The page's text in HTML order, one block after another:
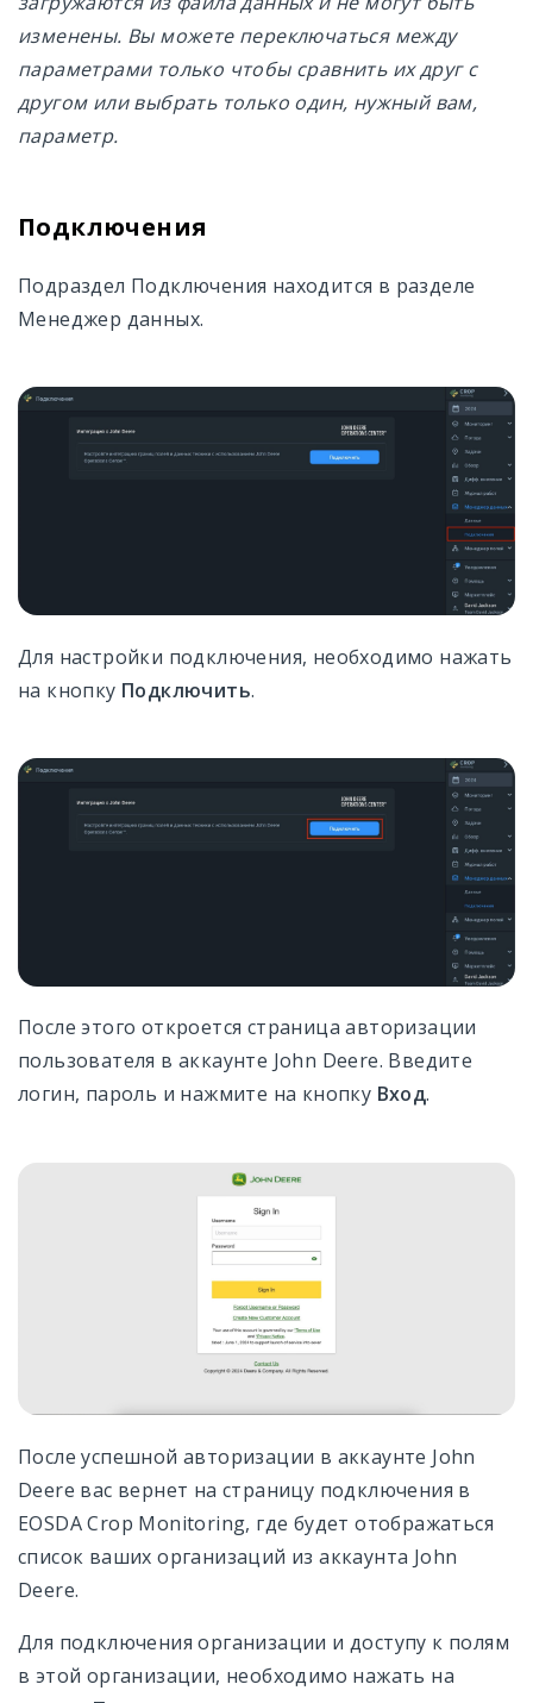
изменены. Вы можете переключаться между
параметрами только чтобы сравнить их друг с
другом или выбрать только один, нужный вам,
параметр.
Подключения
Подраздел Подключения находится в разделе
Менеджер данных.
Для настройки подключения, необходимо нажать
на кнопку Подключить.
После этого откроется страница авторизации
пользователя в аккаунте John Deere. Введите
логин, пароль и нажмите на кнопку Вход.
После успешной авторизации в аккаунте John
Deere вас вернет на страницу подключения в
EOSDA Crop Monitoring, где будет отображаться
список ваших организаций из аккаунта John
Deere.
Для подключения организации и доступу к полям
в этой организации, необходимо нажать на